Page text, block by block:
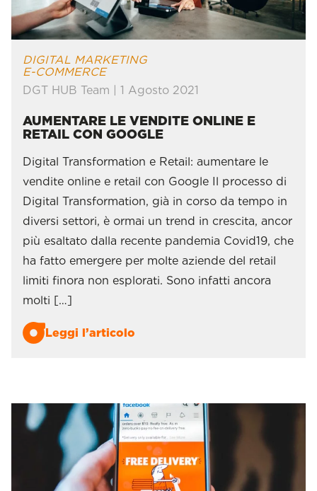
CON GOOGLE">
DIGITAL MARKETING
E-COMMERCE
DGT HUB Team | 1 Agosto 2021
AUMENTARE LE VENDITE ONLINE E
RETAIL CON GOOGLE
Digital Transformation e Retail: aumentare le
vendite online e retail con Google Il processo di
Digital Transformation, già in corso da tempo in
diversi settori, è ormai un trend in crescita, ancor
più esaltato dalla recente pandemia Covid19, che
ha fatto emergere per molte aziende del retail
limiti finora non esplorati. Sono infatti ancora
molti […]
Leggi l’articolo